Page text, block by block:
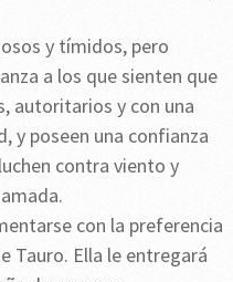
y tímidos, pero
a los que sienten que
autoritarios y con una
y poseen una confianza
contra viento y
con la preferencia
Tauro. Ella le entregará